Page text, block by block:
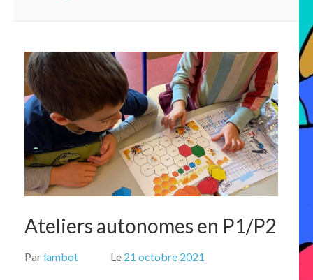
Ateliers autonomes en P1/P2
Par lambot Le 21 octobre 2021